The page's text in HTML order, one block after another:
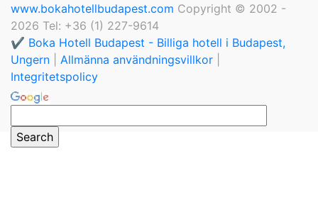
www.bokahotellbudapest.com Copyright © 2002 -
2026 Tel: +36 (1) 227-9614
✔️ Boka Hotell Budapest - Billiga hotell i Budapest,
Ungern
Allmänna användningsvillkor
Integritetspolicy